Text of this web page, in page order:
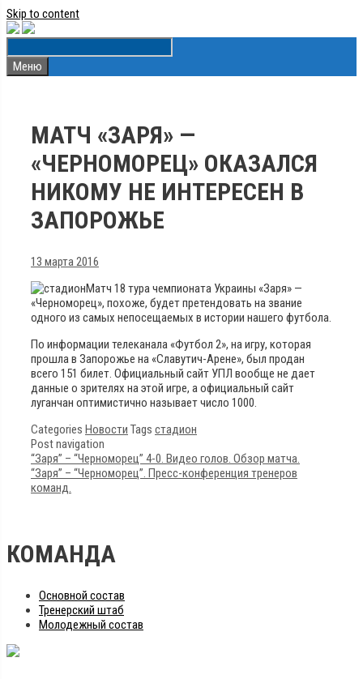
Skip to content
Меню
МАТЧ «ЗАРЯ» —
«ЧЕРНОМОРЕЦ» ОКАЗАЛСЯ
НИКОМУ НЕ ИНТЕРЕСЕН В
ЗАПОРОЖЬЕ
13 марта 2016
Матч 18 тура чемпионата Украины «Заря» —
«Черноморец», похоже, будет претендовать на звание
одного из самых непосещаемых в истории нашего футбола.
По информации телеканала «Футбол 2», на игру, которая
прошла в Запорожье на «Славутич-Арене», был продан
всего 151 билет. Официальный сайт УПЛ вообще не дает
данные о зрителях на этой игре, а официальный сайт
луганчан оптимистично называет число 1000.
Categories Новости Tags стадион
Post navigation
“Заря” – “Черноморец” 4-0. Видео голов. Обзор матча.
“Заря” – “Черноморец”. Пресс-конференция тренеров
команд.
КОМАНДА
Основной состав
Тренерский штаб
Молодежный состав